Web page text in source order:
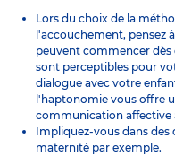
Lors du choix de la
l'accouchement, pensez à
peuvent commencer
sont perceptibles pour
dialogue avec votre
l'haptonomie vous offre
communication affective
Impliquez-vous dans des
maternité par exemple.